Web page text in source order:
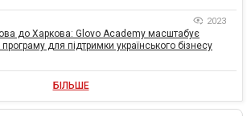
2023
до Харкова: Glovo Academy масштабує
програму для підтримки українського бізнесу
БІЛЬШЕ